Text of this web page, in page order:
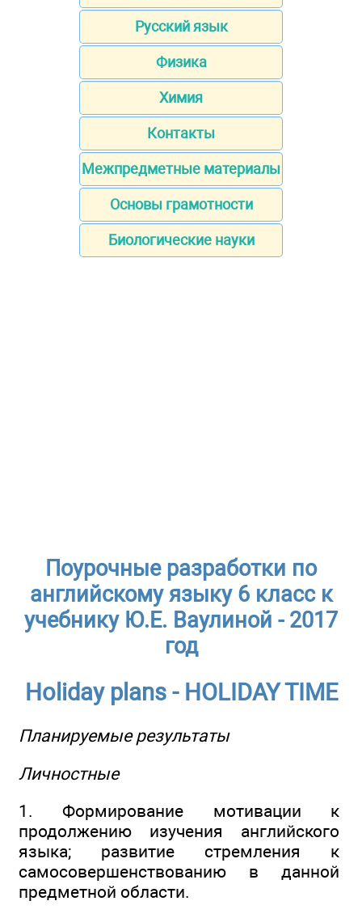
Русский язык
Физика
Химия
Контакты
Межпредметные материалы
Основы грамотности
Биологические науки
Поурочные разработки по
английскому языку 6 класс к
учебнику Ю.Е. Ваулиной - 2017
год
Holiday plans - HOLIDAY TIME
Планируемые результаты
Личностные
1. Формирование мотивации к
продолжению изучения английского
языка; развитие стремления к
самосовершенствованию в данной
предметной области.